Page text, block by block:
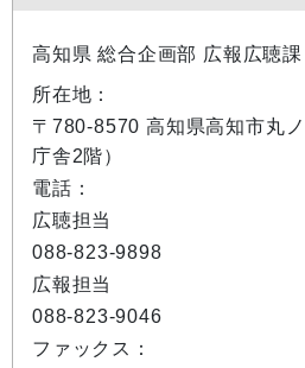
高知県 総合企画部 広報広聴課
所在地：
〒780-8570 高知県高知市丸
庁舎2階）
電話：
広聴担当
088-823-9898
広報担当
088-823-9046
ファックス：